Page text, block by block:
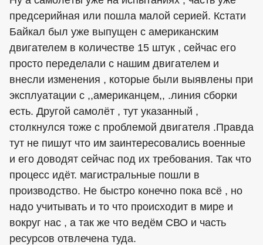
предсерийная или пошла малой серией. Кстати
Байкал был уже выпущен с американским
двигателем в количестве 15 штук , сейчас его
просто переделали с нашим двигателем и
внесли изменения , которые были выявлены при
эксплуатации с ,,американцем,, .линия сборки
есть. Другой самолёт , тут указанный ,
столкнулся тоже с проблемой двигателя .Правда
тут не пишут что им заинтересовались военные
и его доводят сейчас под их требования. Так что
процесс идёт. магистральные пошли в
производство. Не быстро конечно пока всё , но
надо учитывать и то что происходит в мире и
вокруг нас , а так же что ведём СВО и часть
ресурсов отвлечена туда.